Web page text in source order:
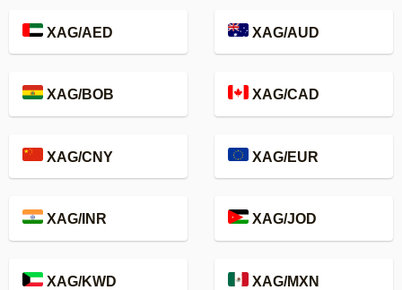
XAG/AED XAG/AUD
XAG/BOB XAG/CAD
XAG/CNY XAG/EUR
XAG/INR XAG/JOD
XAG/KWD XAG/MXN